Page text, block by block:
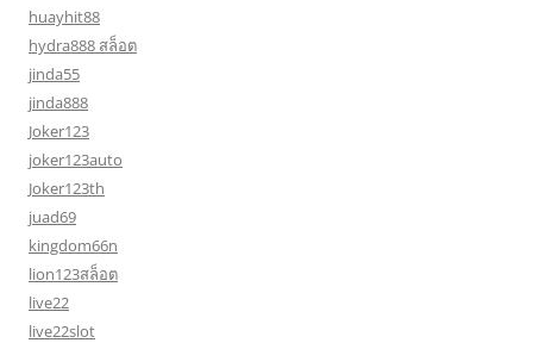
huayhit88
hydra888 สล็อต
jinda55
jinda888
Joker123
joker123auto
Joker123th
juad69
kingdom66n
lion123สล็อต
live22
live22slot